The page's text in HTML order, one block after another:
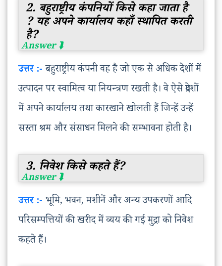
2. बहुराष्ट्रीय कंपनियों किसे कहा जाता है
? यह अपने कार्यालय कहाँ स्थापित करती
है?
उत्तर :-बहुराष्ट्रीय कंपनी वह है जो एक से अधिक देशों में
उत्पादन पर स्वामित्व या नियन्त्रण रखती है। वे ऐसे प्रदेशों
में अपने कार्यालय तथा कारखाने खोलती हैं जिन्हें उन्हें
सस्ता श्रम और संसाधन मिलने की सम्भावना होती है।
3. निवेश किसे कहते हैं?
उत्तर :- भूमि, भवन, मशीनें और अन्य उपकरणों आदि
परिसम्पत्तियों की खरीद में व्यय की गई मुद्रा को निवेश
कहते हैं।